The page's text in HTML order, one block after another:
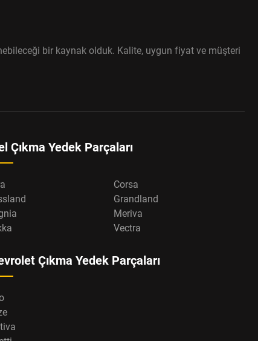
bir kaynak olduk. Kalite, uygun fiyat ve müşteri
Çıkma Yedek Parçaları
Corsa
Grandland
Meriva
Vectra
Çıkma Yedek Parçaları